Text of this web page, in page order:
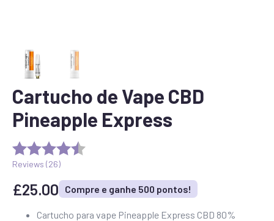
Cartucho de Vape CBD
Pineapple Express
Reviews (26)
£25.00 Compre e ganhe 500 pontos!
Cartucho para vape Pineapple Express CBD 80%